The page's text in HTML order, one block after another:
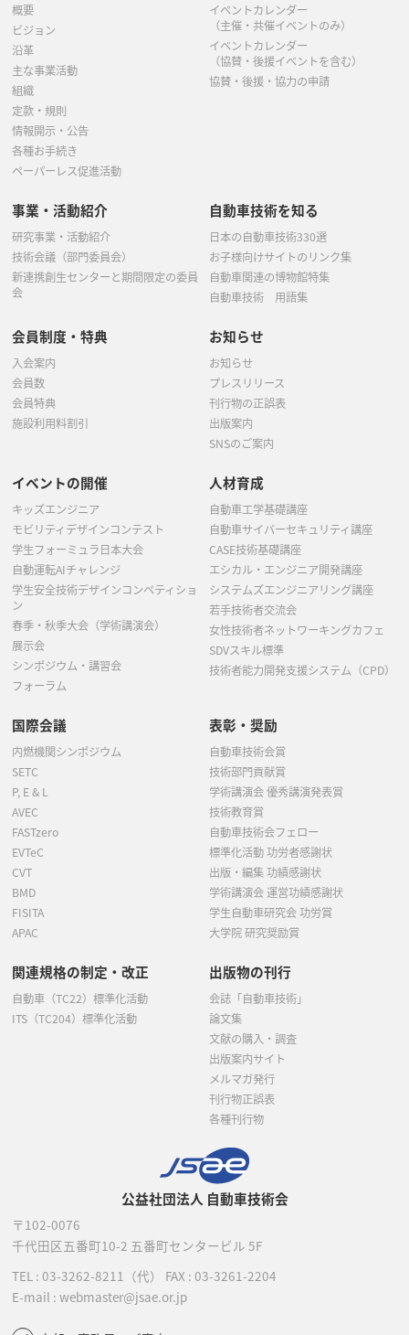
公益社団法人 自動車技術会
〒102-0076
千代田区五番町10-2 五番町センタービル 5F
TEL : 03-3262-8211 （代） FAX : 03-3261-2204
E-mail : webmaster@jsae.or.jp
概要
ビジョン
沿革
主な事業活動
組織
定款・規則
情報開示・公告
各種お手続き
ペーパーレス促進活動
イベントカレンダー
（主催・共催イベントのみ）
イベントカレンダー
（協賛・後援イベントを含む）
協賛・後援・協力の申請
事業・活動紹介
研究事業・活動紹介
技術会議（部門委員会）
新連携創生センターと期間限定の委員
会
自動車技術を知る
日本の自動車技術330選
お子様向けサイトのリンク集
自動車関連の博物館特集
自動車技術 用語集
会員制度・特典
入会案内
会員数
会員特典
施設利用料割引
お知らせ
お知らせ
プレスリリース
刊行物の正誤表
出版案内
SNSのご案内
イベントの開催
キッズエンジニア
モビリティデザインコンテスト
学生フォーミュラ日本大会
自動運転AIチャレンジ
学生安全技術デザインコンペティショ
ン
春季・秋季大会（学術講演会）
展示会
シンポジウム・講習会
フォーラム
人材育成
自動車工学基礎講座
自動車サイバーセキュリティ講座
CASE技術基礎講座
エシカル・エンジニア開発講座
システムズエンジニアリング講座
若手技術者交流会
女性技術者ネットワーキングカフェ
SDVスキル標準
技術者能力開発支援システム（CPD）
国際会議
内燃機関シンポジウム
SETC
P, E & L
AVEC
FASTzero
EVTeC
CVT
BMD
FISITA
APAC
表彰・奨励
自動車技術会賞
技術部門貢献賞
学術講演会 優秀講演発表賞
技術教育賞
自動車技術会フェロー
標準化活動 功労者感謝状
出版・編集 功績感謝状
学術講演会 運営功績感謝状
学生自動車研究会 功労賞
大学院 研究奨励賞
関連規格の制定・改正
自動車（TC22）標準化活動
ITS（TC204）標準化活動
出版物の刊行
会誌「自動車技術」
論文集
文献の購入・調査
出版案内サイト
メルマガ発行
刊行物正誤表
各種刊行物